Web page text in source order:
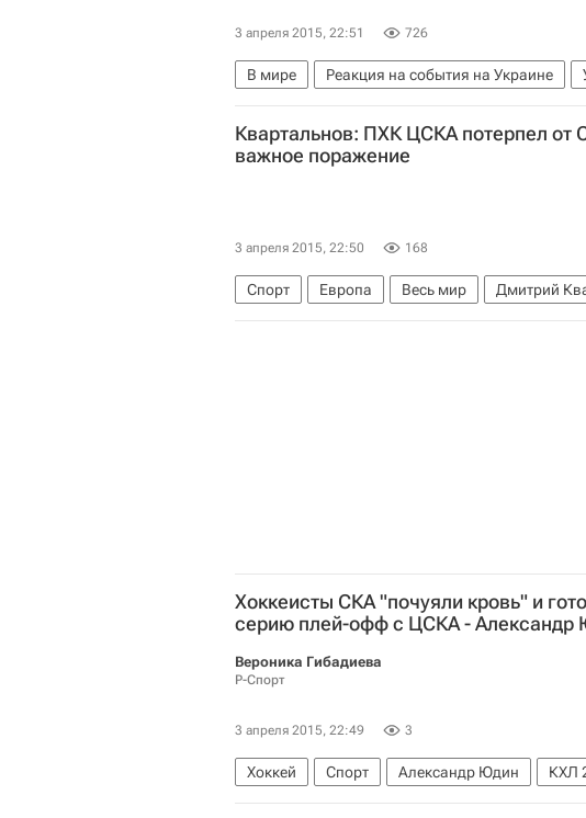
3 апреля 2015, 22:51 726
В мире Реакция на события на Украине
Эртугрул Апакан
ОБСЕ
Квартальнов: ПХК ЦСКА потерпел от
важное поражение
3 апреля 2015, 22:50 168
Спорт Европа Весь мир
Дмитрий
Чемпионат Континентальной хоккейной лиги
Хоккеисты СКА "почуяли кровь" и
серию плей-офф с ЦСКА - Александр
Вероника Гибадиева
Р-Спорт
3 апреля 2015, 22:49 3
Хоккей Спорт Александр Юдин КХЛ
СКА (Санкт-Петербург)